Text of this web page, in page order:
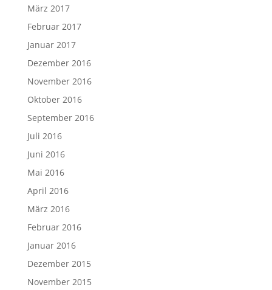
März 2017
Februar 2017
Januar 2017
Dezember 2016
November 2016
Oktober 2016
September 2016
Juli 2016
Juni 2016
Mai 2016
April 2016
März 2016
Februar 2016
Januar 2016
Dezember 2015
November 2015